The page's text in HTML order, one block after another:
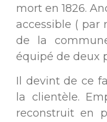
mort en 1826.
accessible ( par
de la
équipé de deux
Il devint de ce
la clientèle.
reconstruit en